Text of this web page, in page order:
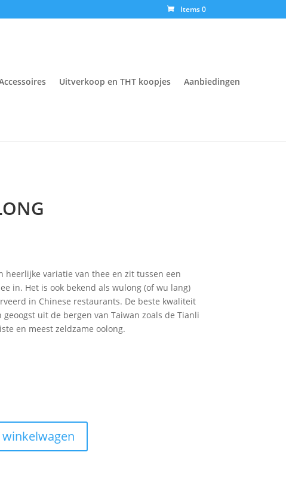
Items 0
Uitverkoop en THT koopjes Aanbiedingen
heerlijke variatie van thee en zit tussen een
in. Het is ook bekend als wulong (of wu lang)
in Chinese restaurants. De beste kwaliteit
uit de bergen van Taiwan zoals de Tianli
en meest zeldzame oolong.